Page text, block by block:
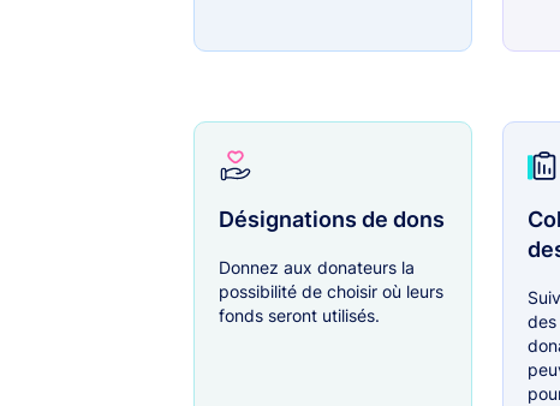
Désignations de dons
Donnez aux donateurs la
possibilité de choisir où leurs
fonds seront utilisés.
des